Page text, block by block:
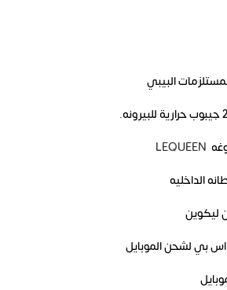
البيبي
LEQUEEN
الداخليه
ليكوين